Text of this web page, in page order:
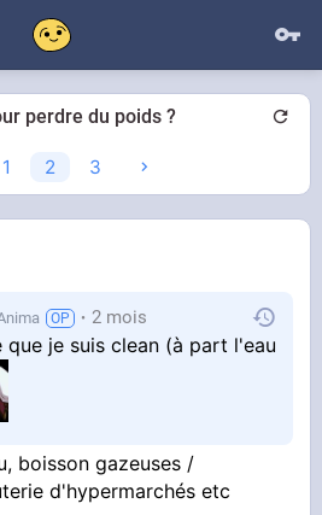
perdre du poids ?
1 2 3
2 mois
que je suis clean (à part l'eau
boisson gazeuses /
d'hypermarchés etc